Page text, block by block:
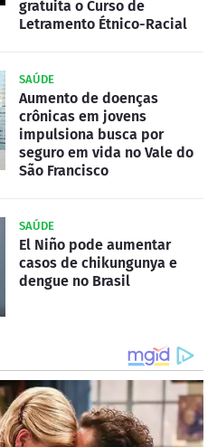
gratuita o Curso de
Letramento Étnico-Racial
SAÚDE
Aumento de doenças
crônicas em jovens
impulsiona busca por
seguro em vida no Vale do
São Francisco
SAÚDE
El Niño pode aumentar
casos de chikungunya e
dengue no Brasil